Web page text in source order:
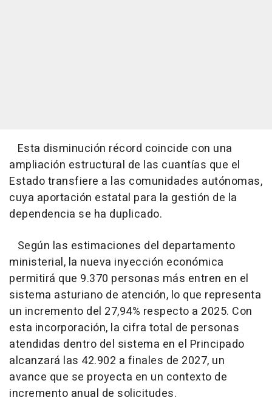
Esta disminución récord coincide con una
ampliación estructural de las cuantías que el
Estado transfiere a las comunidades autónomas,
cuya aportación estatal para la gestión de la
dependencia se ha duplicado.
Según las estimaciones del departamento
ministerial, la nueva inyección económica
permitirá que 9.370 personas más entren en el
sistema asturiano de atención, lo que representa
un incremento del 27,94% respecto a 2025. Con
esta incorporación, la cifra total de personas
atendidas dentro del sistema en el Principado
alcanzará las 42.902 a finales de 2027, un
avance que se proyecta en un contexto de
incremento anual de solicitudes.